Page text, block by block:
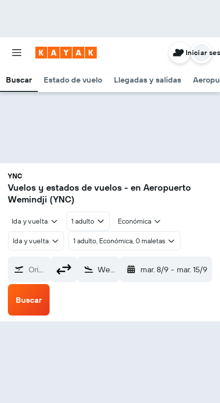
Buscar Estado de vuelo Llegadas y salidas
Iniciar
YNC
Vuelos y estados de vuelos - en Aeropuerto
Wemindji (YNC)
Ida y vuelta 1 adulto Económica
Ida y vuelta 1 adulto, Económica, 0 maletas
Origen Wemindji (YNC) mar. 8/9 - mar. 15/9
Buscar